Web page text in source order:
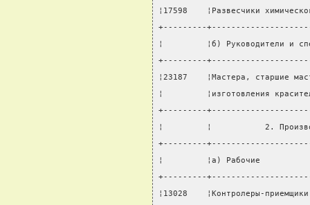
¦17598    ¦Развесчики
+---------
¦         ¦б) Руководители
+---------
¦23187    ¦Мастера, старшие
¦         ¦изготовления
+---------
¦         ¦           2.
+---------
¦         ¦а) Рабочие
+---------
¦13028    ¦Контролеры-